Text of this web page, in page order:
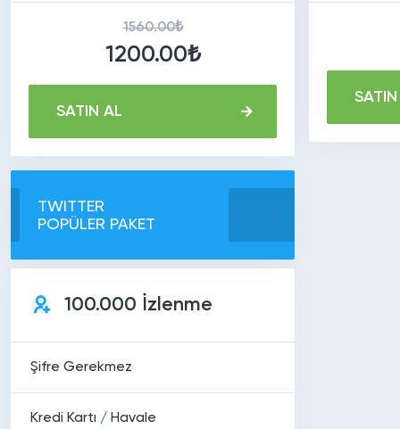
1560.00₺
1200.00₺
SATIN AL
TWITTER
POPÜLER PAKET
100.000 İzlenme
Şifre Gerekmez
Kredi Kartı / Havale